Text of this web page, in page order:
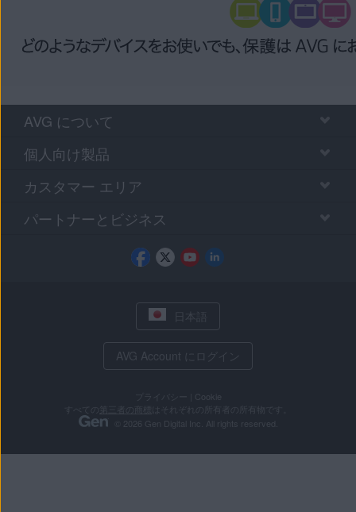
AVG について
個人向け製品
カスタマー エリア
パートナーとビジネス
日本語
AVG Account にログイン
プライバシー
Cookie
第三者の商標
はそれぞれの所有者の所有物です。
© 2026 Gen Digital Inc. All rights reserved.